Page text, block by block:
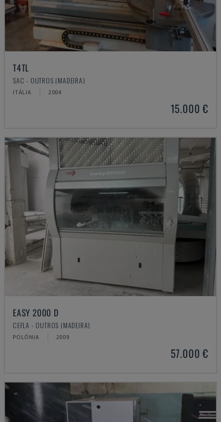
T4TL
SAC - OUTROS (MADEIRA)
ITÁLIA 2004
15.000 €
EASY 2000 D
CEFLA - OUTROS (MADEIRA)
POLÓNIA 2009
57.000 €